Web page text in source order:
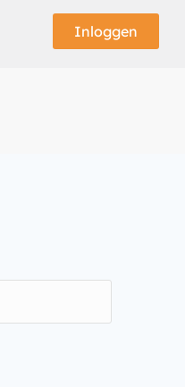
Inloggen